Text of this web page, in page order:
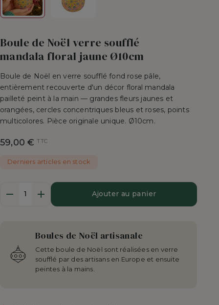
Boule de Noël verre soufflé
mandala floral jaune Ø10cm
Boule de Noël en verre soufflé fond rose pâle,
entièrement recouverte d'un décor floral mandala
pailleté peint à la main — grandes fleurs jaunes et
orangées, cercles concentriques bleus et roses, points
multicolores. Pièce originale unique. Ø10cm.
59,00 € TTC
Derniers articles en stock
Ajouter au panier
Boules de Noël artisanale
Cette boule de Noël sont réalisées en verre
soufflé par des artisans en Europe et ensuite
peintes à la mains.